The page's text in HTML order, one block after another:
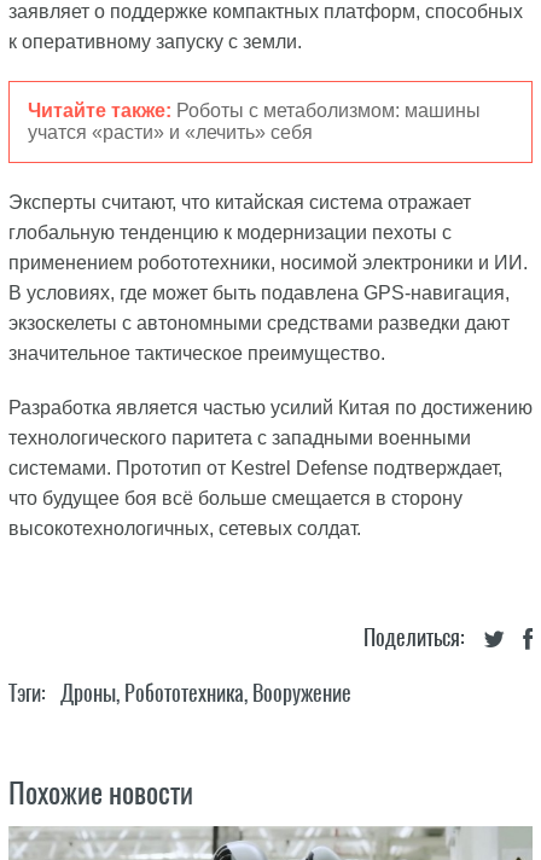
заявляет о поддержке компактных платформ, способных
к оперативному запуску с земли.
Читайте также: Роботы с метаболизмом: машины
учатся «расти» и «лечить» себя
Эксперты считают, что китайская система отражает
глобальную тенденцию к модернизации пехоты с
применением робототехники, носимой электроники и ИИ.
В условиях, где может быть подавлена GPS-навигация,
экзоскелеты с автономными средствами разведки дают
значительное тактическое преимущество.
Разработка является частью усилий Китая по достижению
технологического паритета с западными военными
системами. Прототип от Kestrel Defense подтверждает,
что будущее боя всё больше смещается в сторону
высокотехнологичных, сетевых солдат.
Поделиться:
Тэги: Дроны, Робототехника, Вооружение
Похожие новости